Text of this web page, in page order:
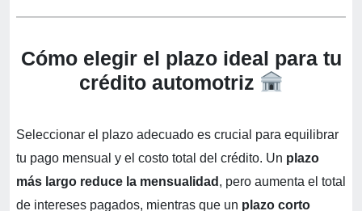
Cómo elegir el plazo ideal para tu
crédito automotriz
Seleccionar el plazo adecuado es crucial para equilibrar
tu pago mensual y el costo total del crédito. Un plazo
más largo reduce la mensualidad , pero aumenta el total
de intereses pagados, mientras que un plazo corto